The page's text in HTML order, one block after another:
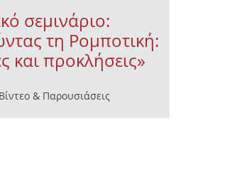
σεμινάριο:
τη Ρομποτική:
και προκλήσεις»
& Παρουσιάσεις